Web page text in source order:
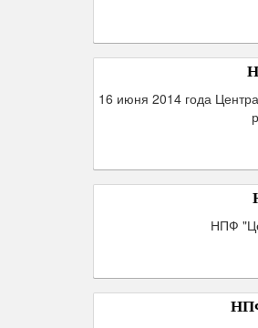
16 июня 2014 года
НПФ